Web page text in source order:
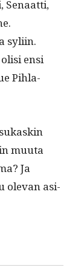
Senaat­ti,
syli­in.
ensi
Pih­la­
muu­ta
Ja
ole­van asi­